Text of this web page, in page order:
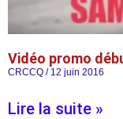
Vidéo promo
CRCCQ 12 juin 2016
Lire la suite »